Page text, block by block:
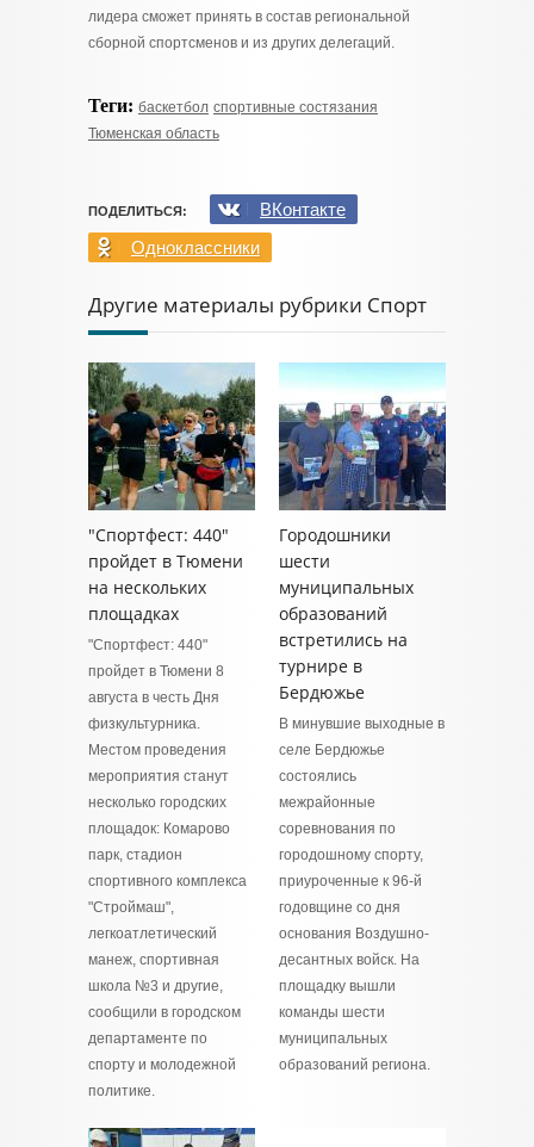
лидера сможет принять в состав региональной
сборной спортсменов и из других делегаций.
Теги: баскетбол спортивные состязания
Тюменская область
ПОДЕЛИТЬСЯ:
ВКонтакте
Одноклассники
Другие материалы рубрики Спорт
"Спортфест: 440"
пройдет в Тюмени
на нескольких
площадках
"Спортфест: 440"
пройдет в Тюмени 8
августа в честь Дня
физкультурника.
Местом проведения
мероприятия станут
несколько городских
площадок: Комарово
парк, стадион
спортивного комплекса
"Строймаш",
легкоатлетический
манеж, спортивная
школа №3 и другие,
сообщили в городском
департаменте по
спорту и молодежной
политике.
Городошники
шести
муниципальных
образований
встретились на
турнире в
Бердюжье
В минувшие выходные в
селе Бердюжье
состоялись
межрайонные
соревнования по
городошному спорту,
приуроченные к 96-й
годовщине со дня
основания Воздушно-
десантных войск. На
площадку вышли
команды шести
муниципальных
образований региона.